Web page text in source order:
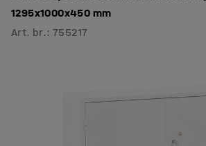
1295x1000x450 mm
Art. br. :755217